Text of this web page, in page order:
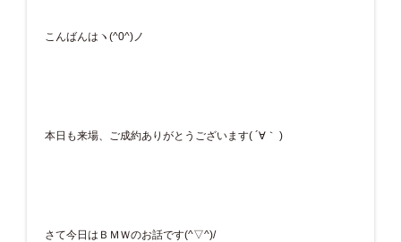
こんばんはヽ(^0^)ノ
本日も来場、ご成約ありがとうございます( ´∀｀ )
さて今日はＢＭＷのお話です(^▽^)/